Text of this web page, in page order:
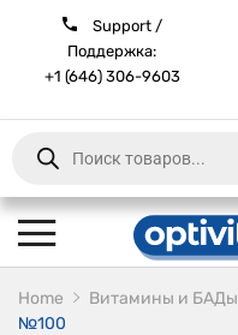
Support /
Поддержка:
+1 (646) 306-9603
Products
search
Home Витамины и БАДы
№100